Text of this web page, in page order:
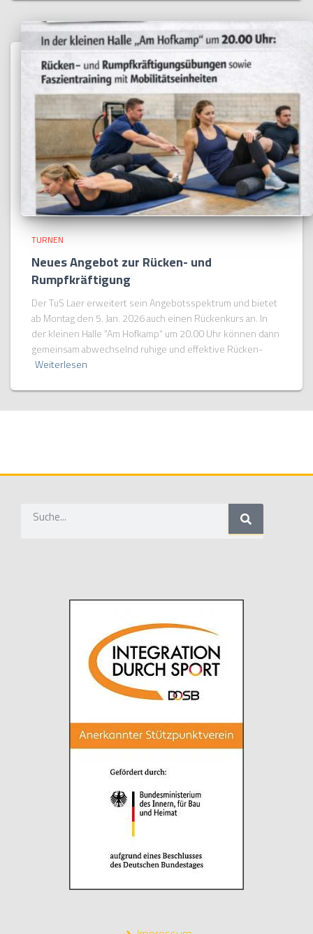
TURNEN
Neues Angebot zur Rücken- und
Rumpfkräftigung
Der TuS Laer erweitert sein Angebotsspektrum und bietet
ab Montag den 5. Jan. 2026 auch einen Rückenkurs an. In
der kleinen Halle “Am Hofkamp“ um 20.00 Uhr können dann
gemeinsam abwechselnd ruhige und effektive Rücken-
Weiterlesen